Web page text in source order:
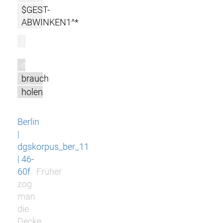
$GEST-
ABWINKEN1^*
m
brauch
holen
Berlin
|
dgskorpus_ber_11
| 46-
60f
Früher
zog
man
die